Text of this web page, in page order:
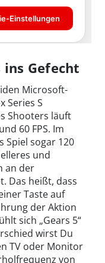
ins Gefecht
Microsoft-
Series S
Shooters läuft
60 FPS. Im
Spiel sogar 120
und
an der
Das heißt, dass
Taste auf
der Aktion
sich „Gears 5“
wirst Du
TV oder Monitor
von